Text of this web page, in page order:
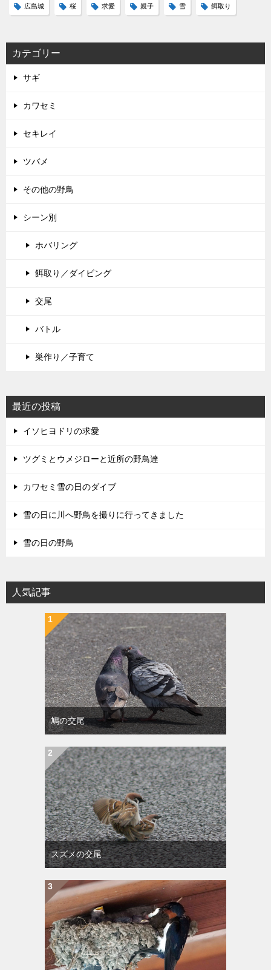
広島城 桜 求愛 親子 雪 餌取り
カテゴリー
サギ
カワセミ
セキレイ
ツバメ
その他の野鳥
シーン別
ホバリング
餌取り／ダイビング
交尾
バトル
巣作り／子育て
最近の投稿
イソヒヨドリの求愛
ツグミとウメジローと近所の野鳥達
カワセミ雪の日のダイブ
雪の日に川へ野鳥を撮りに行ってきました
雪の日の野鳥
人気記事
鳩の交尾
スズメの交尾